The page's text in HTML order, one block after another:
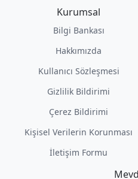
Kurumsal
Bilgi Bankası
Hakkımızda
Kullanıcı Sözleşmesi
Gizlilik Bildirimi
Çerez Bildirimi
Kişisel Verilerin Korunması
İletişim Formu